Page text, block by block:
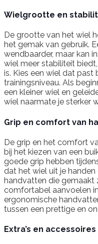
Wielgrootte en
De grootte van het wiel
het gemak van gebruik.
wendbaarder, maar kan
wiel meer stabiliteit
is. Kies een wiel dat past
trainingsniveau. Als
een kleiner wiel en
wiel naarmate je sterker
Grip en comfort van
De grip en het comfort
bij het kiezen van een
goede grip hebben
dat het wiel uit je
handvatten die gemaakt
comfortabel aanvoelen
ergonomische
tussen een prettige en
Extra’s en accessoires